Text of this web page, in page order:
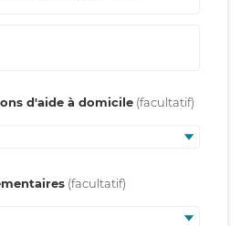
d'aide à domicile